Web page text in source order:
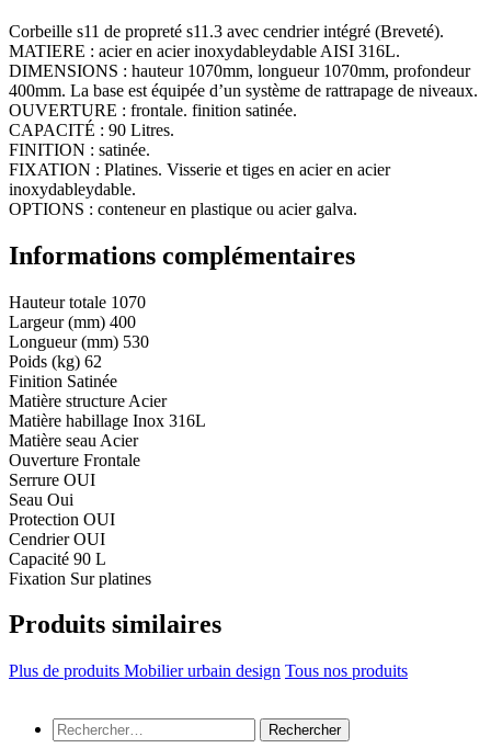
Corbeille s11 de propreté s11.3 avec cendrier intégré (Breveté).
MATIERE : acier en acier inoxydableydable AISI 316L.
DIMENSIONS : hauteur 1070mm, longueur 1070mm, profondeur
400mm. La base est équipée d’un système de rattrapage de niveaux.
OUVERTURE : frontale. finition satinée.
CAPACITÉ : 90 Litres.
FINITION : satinée.
FIXATION : Platines. Visserie et tiges en acier en acier
inoxydableydable.
OPTIONS : conteneur en plastique ou acier galva.
Informations complémentaires
Hauteur totale 1070
Largeur (mm) 400
Longueur (mm) 530
Poids (kg) 62
Finition Satinée
Matière structure Acier
Matière habillage Inox 316L
Matière seau Acier
Ouverture Frontale
Serrure OUI
Seau Oui
Protection OUI
Cendrier OUI
Capacité 90 L
Fixation Sur platines
Produits similaires
Plus de produits Mobilier urbain design Tous nos produits
Rechercher :